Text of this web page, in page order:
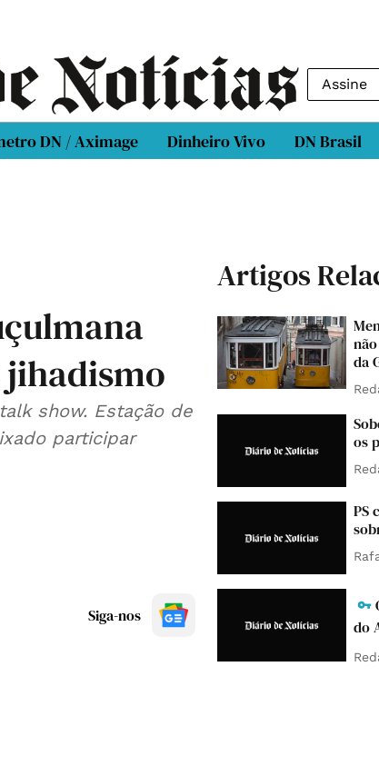
Assine
DN / Aximage Dinheiro Vivo DN Brasil
show. Estação de
participar
Siga-nos
Artigos
da
os
PS
do